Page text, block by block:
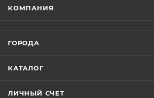
КОМПАНИЯ
ГОРОДА
КАТАЛОГ
ЛИЧНЫЙ СЧЕТ